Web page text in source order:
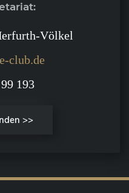
Völkel
club.de
193
>>